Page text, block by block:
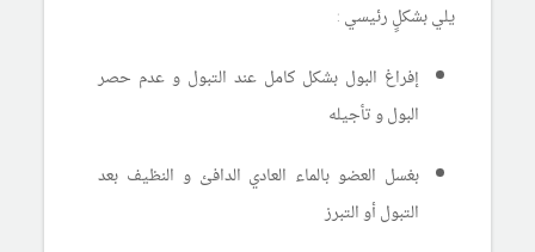
يلي بشكلٍ رئيسي :
إفراغ البول بشكل كامل عند التبول و عدم حصر
البول و تأجيله
بغسل العضو بالماء العادي الدافئ و النظيف بعد
التبول أو التبرز